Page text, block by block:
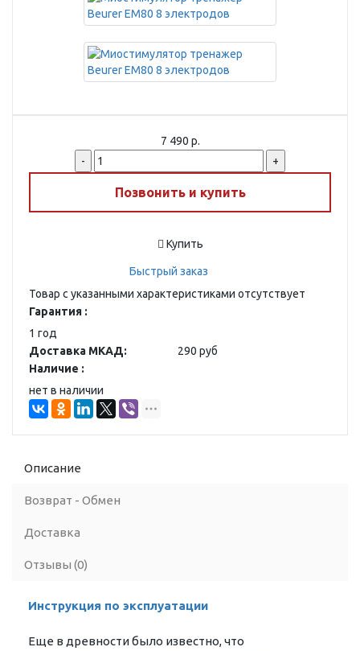
7 490 р.
-
+
Позвонить и купить
Купить
Быстрый заказ
Товар с указанными характеристиками отсутствует
Гарантия :
1 год
Доставка МКАД:
290 руб
Наличие :
нет в наличии
Описание
Возврат - Обмен
Доставка
Отзывы (0)
Инструкция по эксплуатации
Еще в древности было известно, что